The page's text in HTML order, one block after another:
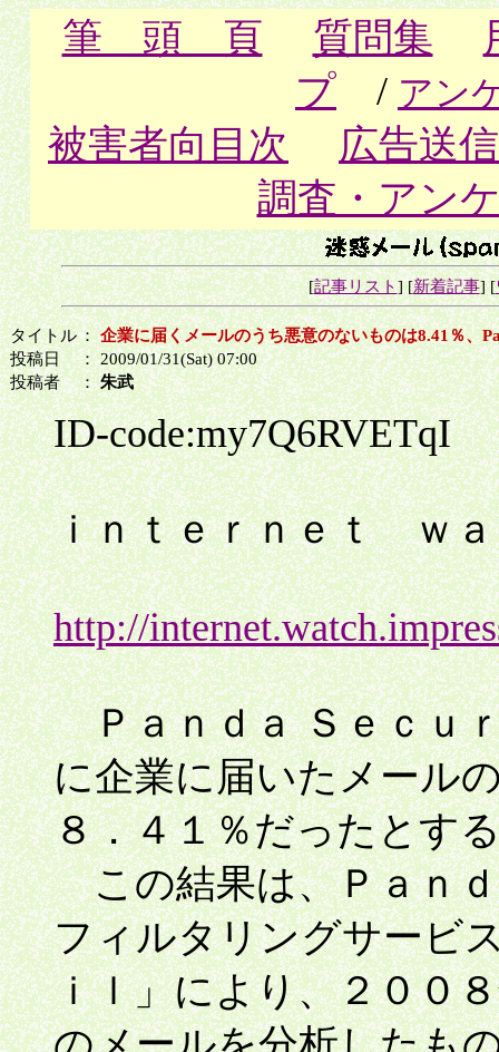
筆 頭 頁 質問集
プ / アン
被害者向目次
広告送
調査・アン
[記事リスト] [新着記事] [
タイトル：企業に届くメールのうち悪意のないものは8.41％、
投稿日
： 2009/01/31(Sat) 07:00
投稿者
：朱武
ID-code:my7Q6RVETqI
ｉｎｔｅｒｎｅｔ ｗ
http://
Ｐａｎｄａ Ｓｅｃｕ
に企業に届いたメール
８．４１％だったとす
この結果は、Ｐａｎｄ
フィルタリングサービ
ｉｌ」により、２００